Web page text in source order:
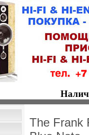
The Frank